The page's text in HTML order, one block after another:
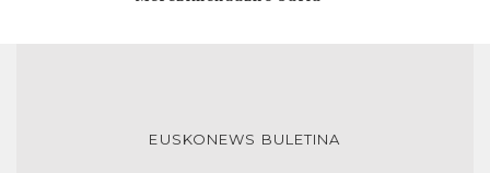
EUSKONEWS BULETINA